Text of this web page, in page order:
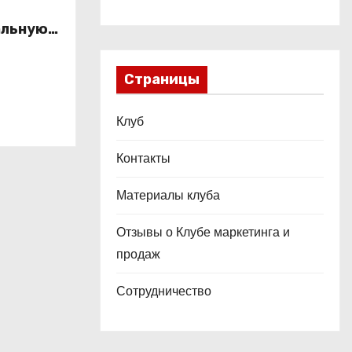
Страницы
Клуб
Контакты
Материалы клуба
Отзывы о Клубе маркетинга и
продаж
Сотрудничество